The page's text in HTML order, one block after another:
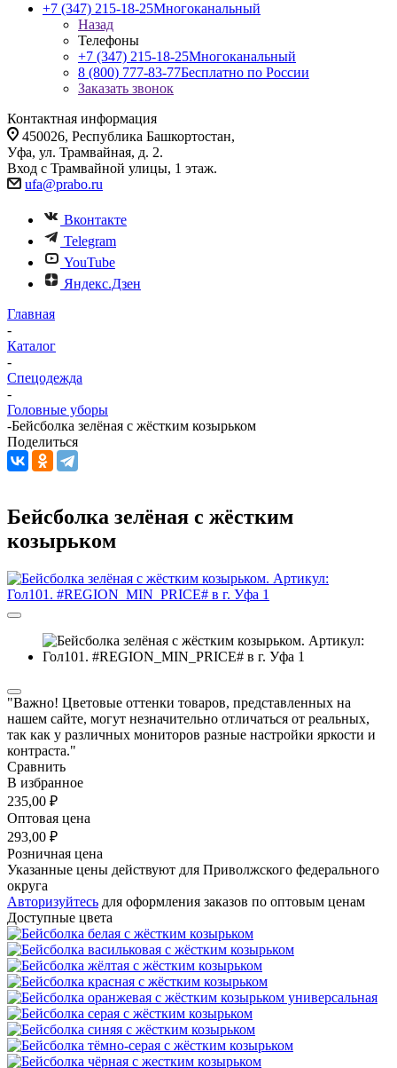
+7 (347) 215-18-25Многоканальный
Назад
Телефоны
+7 (347) 215-18-25Многоканальный
8 (800) 777-83-77Бесплатно по России
Заказать звонок
Контактная информация
450026, Республика Башкортостан,
Уфа, ул. Трамвайная, д. 2.
Вход с Трамвайной улицы, 1 этаж.
ufa@prabo.ru
Вконтакте
Telegram
YouTube
Яндекс.Дзен
Главная
-
Каталог
-
Спецодежда
-
Головные уборы
-Бейсболка зелёная с жёстким козырьком
Поделиться
Бейсболка зелёная с жёстким
козырьком
"Важно! Цветовые оттенки товаров, представленных на
нашем сайте, могут незначительно отличаться от реальных,
так как у различных мониторов разные настройки яркости и
контраста."
Сравнить
В избранное
235,00 ₽
Оптовая цена
293,00 ₽
Розничная цена
Указанные цены действуют для Приволжского федерального
округа
Авторизуйтесь для оформления заказов по оптовым ценам
Доступные цвета